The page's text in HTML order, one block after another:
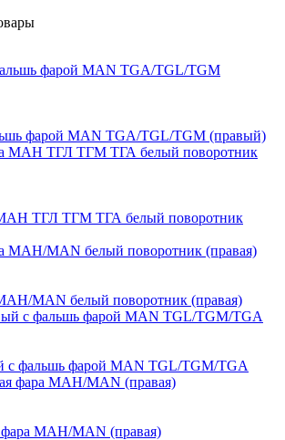
фарой MAN TGA/TGL/TGM (правый)
ТГЛ ТГМ ТГА белый поворотник
MAN белый поворотник (правая)
с фальшь фарой MAN TGL/TGM/TGA
фара МАН/MAN (правая)